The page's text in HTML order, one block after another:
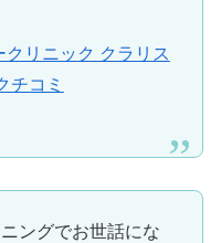
リニック クラリス
チコミ
ングでお世話にな